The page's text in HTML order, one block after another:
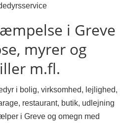
i Greve
myrer og
m.fl.
i bolig, virksomhed, lejlighed,
restaurant, butik, udlejning
i Greve og omegn med